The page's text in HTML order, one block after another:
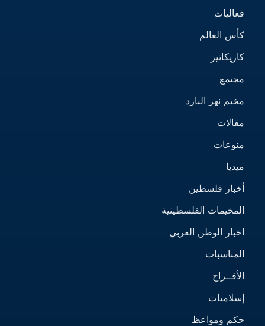
فعاليات
كأس العالم
كاريكاتير
مجتمع
مخيم نهر البارد
مقالات
منوعات
ميديا
أخبار فلسطين
المخيمات الفلسطينية
اخبار الوطن العربي
المناسبات
الأفــراح
إسلاميات
حكم ومواعظ